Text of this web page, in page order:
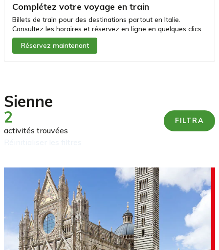
Complétez votre voyage en train
Billets de train pour des destinations partout en Italie.
Consultez les horaires et réservez en ligne en quelques clics.
Réservez maintenant
Sienne
2
activités trouvées
FILTRA